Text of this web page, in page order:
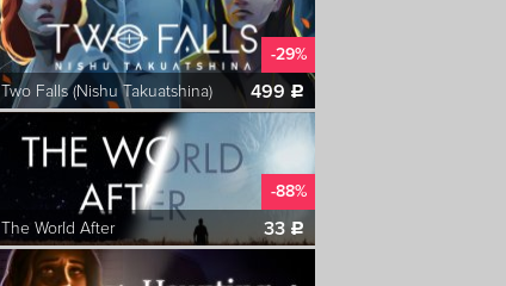
-29%
Two Falls (Nishu Takuatshina)
499c
-88%
The World After
33 c